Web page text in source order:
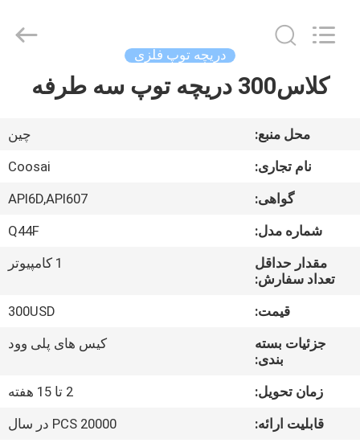
خونه
محصولات
کنترل
دریچه توپ فلزی
کلاس300 دریچه توپ سه طرفه
محل منبع:
چین
نام تجاری:
Coosai
گواهی:
API6D,API607
شماره مدل:
Q44F
مقدار حداقل
تعداد سفارش:
1 کامپیوتر
قیمت:
300USD
جزئیات بسته
بندی:
کیس های پلی وود
زمان تحویل:
2 تا 15 هفته
قابلیت ارائه:
20000 PCS در سال